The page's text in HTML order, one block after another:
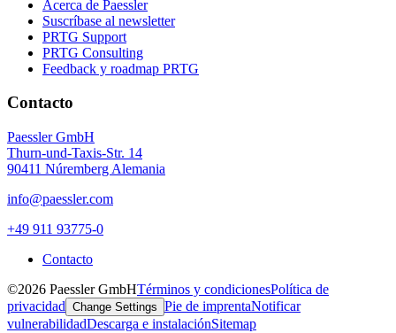
Acerca de Paessler
Suscríbase al newsletter
PRTG Support
PRTG Consulting
Feedback y roadmap PRTG
Contacto
Paessler GmbH
Thurn-und-Taxis-Str. 14
90411 Núremberg Alemania
info@paessler.com
+49 911 93775-0
Contacto
©2026 Paessler GmbHTérminos y condicionesPolítica de
privacidad Change Settings Pie de imprentaNotificar
vulnerabilidadDescarga e instalaciónSitemap